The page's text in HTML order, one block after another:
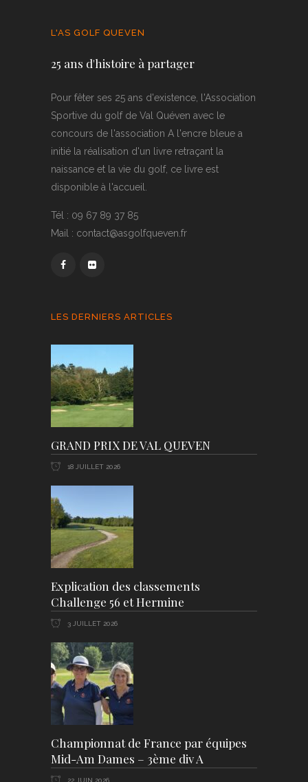
L'AS GOLF QUEVEN
25 ans d'histoire à partager
Pour fêter ses 25 ans d'existence, l'Association
Sportive du golf de Val Quéven avec le
concours de l'association A l'encre bleue a
initié la réalisation d'un livre retraçant la
naissance et la vie du golf, ce livre est
disponible à l'accueil.
Tél : 09 67 89 37 85
Mail : contact@asgolfqueven.fr
LES DERNIERS ARTICLES
GRAND PRIX DE VAL QUEVEN
18 JUILLET 2026
Explication des classements
Challenge 56 et Hermine
3 JUILLET 2026
Championnat de France par équipes
Mid-Am Dames – 3ème div A